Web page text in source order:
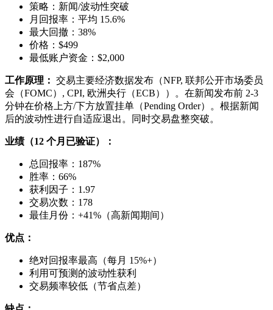
策略：新闻/波动性突破
月回报率：平均 15.6%
最大回撤：38%
价格：$499
最低账户资金：$2,000
工作原理： 交易主要经济数据发布（NFP, 联邦公开市场委员
会（FOMC）, CPI, 欧洲央行（ECB））。在新闻发布前 2-3
分钟在价格上方/下方放置挂单（Pending Order）。根据新闻
后的波动性进行自适应退出。同时交易盘整突破。
业绩（12 个月已验证）：
总回报率：187%
胜率：66%
获利因子：1.97
交易次数：178
最佳月份：+41%（高新闻期间）
优点：
绝对回报率最高（每月 15%+）
利用可预测的波动性获利
交易频率较低（节省点差）